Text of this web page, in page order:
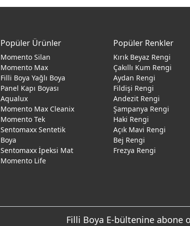
Popüler Ürünler
Momento Silan
Momento Max
Filli Boya Yağlı Boya
Panel Kapı Boyası
Aqualux
Momento Max Cleanix
Momento Tek
Sentomaxx Sentetik
Boya
Sentomaxx İpeksi Mat
Momento Life
Popüler Renkler
Kırık Beyaz Rengi
Çakıllı Kum Rengi
Aydan Rengi
Fildişi Rengi
Andezit Rengi
Şampanya Rengi
Haki Rengi
Açık Mavi Rengi
Bej Rengi
Frezya Rengi
Filli Boya E-bültenine abone